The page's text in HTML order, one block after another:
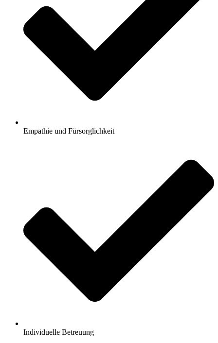
Empathie und Fürsorglichkeit
Individuelle Betreuung